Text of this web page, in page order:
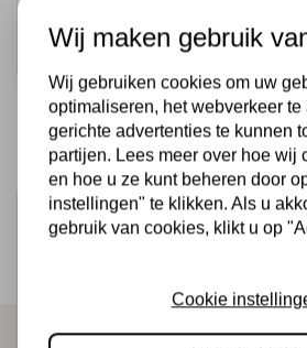
Snel toevoegen
Schrijf je in voor de nieuwsbrief
Wij maken gebruik
Wij gebruiken cookies om uw
optimaliseren, het webverkeer te
gerichte advertenties te kunnen
partijen. Lees meer over hoe wij
en hoe u ze kunt beheren door
instellingen" te klikken. Als u
gebruik van cookies, klikt u op
Cookie